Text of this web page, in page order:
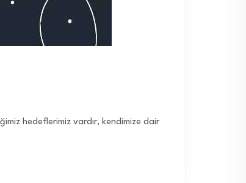
hedeflerimiz vardır, kendimize dair